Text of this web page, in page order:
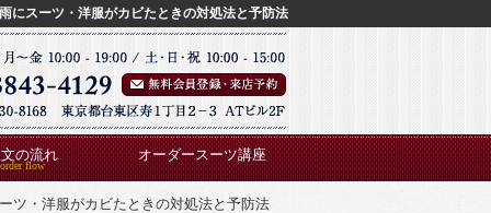
にスーツ・洋服がカビたときの対処法と予防法
の流れ オーダースーツ講座
ツ・洋服がカビたときの対処法と予防法